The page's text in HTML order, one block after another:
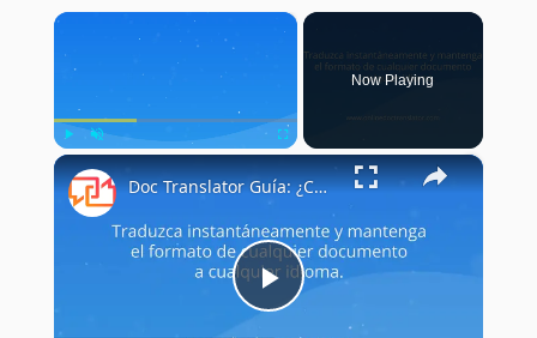
×
Play Unmute Fullscreen
Now Playing
×
Play
Doc Translator Guía: ¿Cómo uso el traductor de documentos?